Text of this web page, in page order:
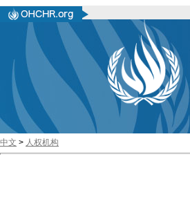
中文 > 人权机构